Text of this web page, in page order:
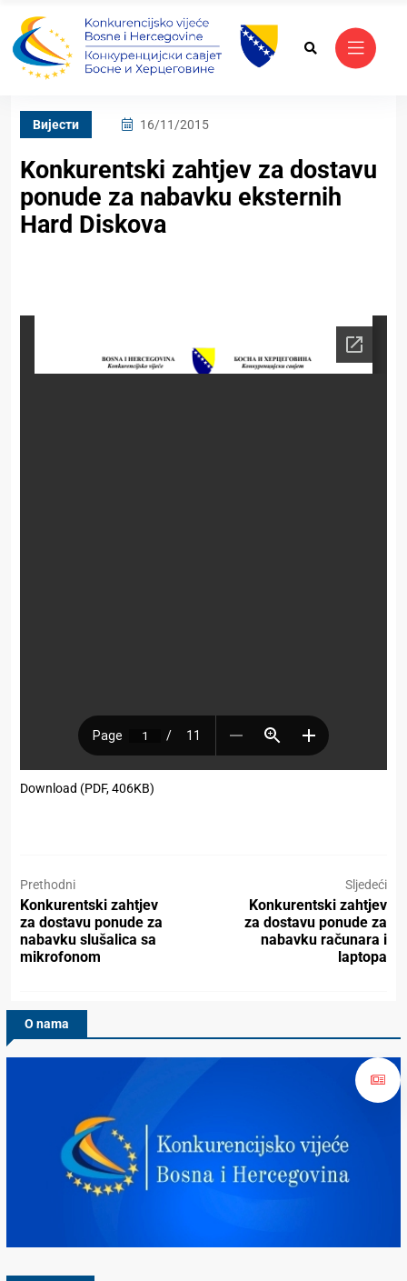
Вијести 16/11/2015
Konkurentski zahtjev za dostavu
ponude za nabavku eksternih
Hard Diskova
Download (PDF, 406KB)
Prethodni
Konkurentski zahtjev
za dostavu ponude za
nabavku slušalica sa
mikrofonom
Sljedeći
Konkurentski zahtjev
za dostavu ponude za
nabavku računara i
laptopa
O nama